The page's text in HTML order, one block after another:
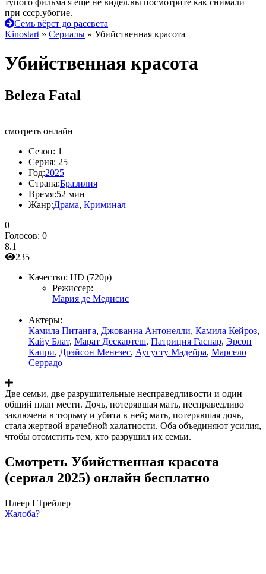
тупого фильма я ещё не видел.вы посмотрите как снимали
при ссср.убогие.
Семь вёрст до рассвета
Kinostart » Сериалы » Убийственная красота
Убийственная красота
Beleza Fatal
смотреть онлайн
Сезон: 1
Серия: 25
Год:2025
Страна:Бразилия
Время:52 мин
Жанр:Драма, Криминал
0
Голосов: 0
8.1
235
Качество: HD (720p)
Режиссер:
Мария де Медисис
Актеры:
Камила Питанга, Джованна Антонелли, Камила Кейроз,
Кайу Блат, Марат Дескартеш, Патриция Гаспар, Эрсон
Капри, Дрэйсон Менезес, Аугусту Мадейра, Марсело
Серрадо
Две семьи, две разрушительные несправедливости и один
общий план мести. Дочь, потерявшая мать, несправедливо
заключена в тюрьму и убита в ней; мать, потерявшая дочь,
стала жертвой врачебной халатности. Оба объединяют усилия,
чтобы отомстить тем, кто разрушил их семьи.
Смотреть Убийственная красота
(сериал 2025) онлайн бесплатно
Плеер I Трейлер
Жалоба?